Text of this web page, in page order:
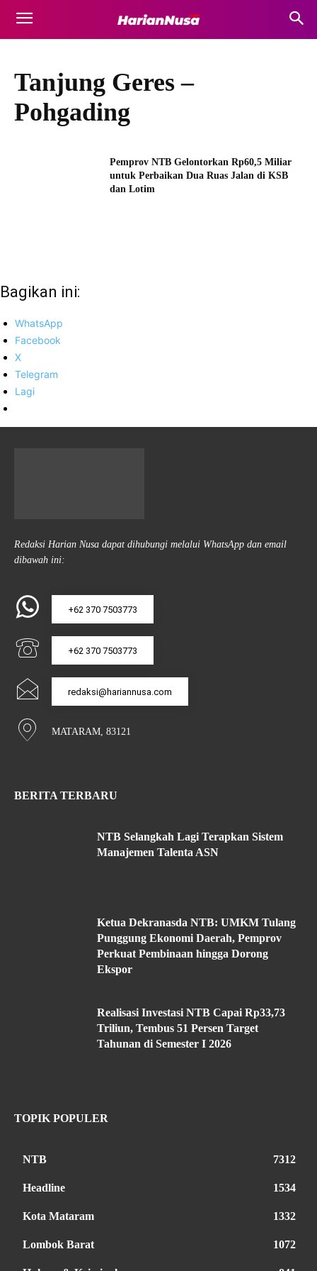
Tanjung Geres –
Pohgading
Pemprov NTB Gelontorkan Rp60,5 Miliar
untuk Perbaikan Dua Ruas Jalan di KSB
dan Lotim
Bagikan ini:
WhatsApp
Facebook
X
Telegram
Lagi
Redaksi Harian Nusa dapat dihubungi melalui WhatsApp dan email
dibawah ini:
+62 370 7503773
+62 370 7503773
redaksi@hariannusa.com
MATARAM, 83121
BERITA TERBARU
NTB Selangkah Lagi Terapkan Sistem
Manajemen Talenta ASN
Ketua Dekranasda NTB: UMKM Tulang
Punggung Ekonomi Daerah, Pemprov
Perkuat Pembinaan hingga Dorong
Ekspor
Realisasi Investasi NTB Capai Rp33,73
Triliun, Tembus 51 Persen Target
Tahunan di Semester I 2026
TOPIK POPULER
NTB 7312
Headline 1534
Kota Mataram 1332
Lombok Barat 1072